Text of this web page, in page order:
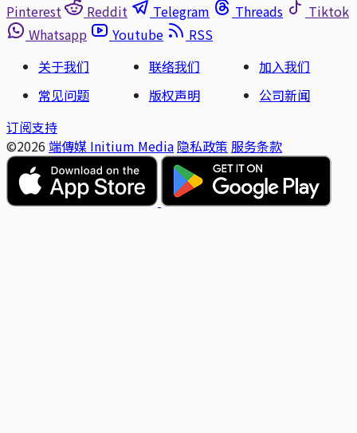
Pinterest
Reddit Telegram Threads
Tiktok
Whatsapp
Youtube
RSS
关于我们
联络我们
加入我们
常见问题
版权声明
公司新闻
订阅支持
©2026 端傳媒 Initium Media 隐私政策 服务条款